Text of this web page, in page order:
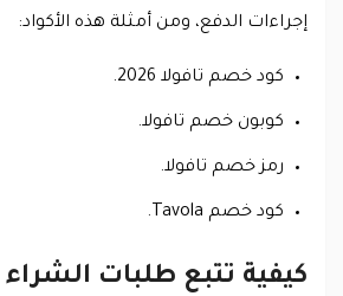
إجراءات الدفع، ومن أمثلة هذه الأكواد:
كود خصم تافولا 2026.
كوبون خصم تافولا.
رمز خصم تافولا.
كود خصم Tavola.
كيفية تتبع طلبات